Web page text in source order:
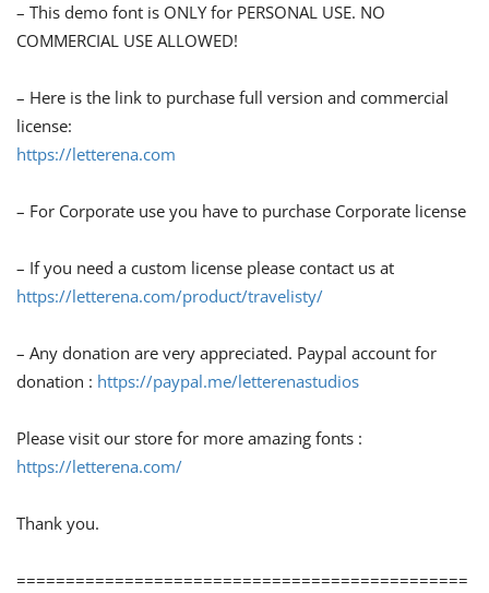
– This demo font is ONLY for PERSONAL USE. NO
COMMERCIAL USE ALLOWED!
– Here is the link to purchase full version and commercial
license:
https://letterena.com
– For Corporate use you have to purchase Corporate license
– If you need a custom license please contact us at
https://letterena.com/product/travelisty/
– Any donation are very appreciated. Paypal account for
donation : https://paypal.me/letterenastudios
Please visit our store for more amazing fonts :
https://letterena.com/
Thank you.
==============================================